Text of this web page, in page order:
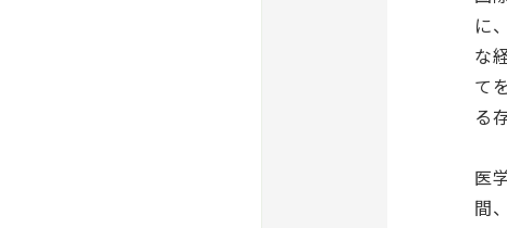
に
な
て
る
医
間